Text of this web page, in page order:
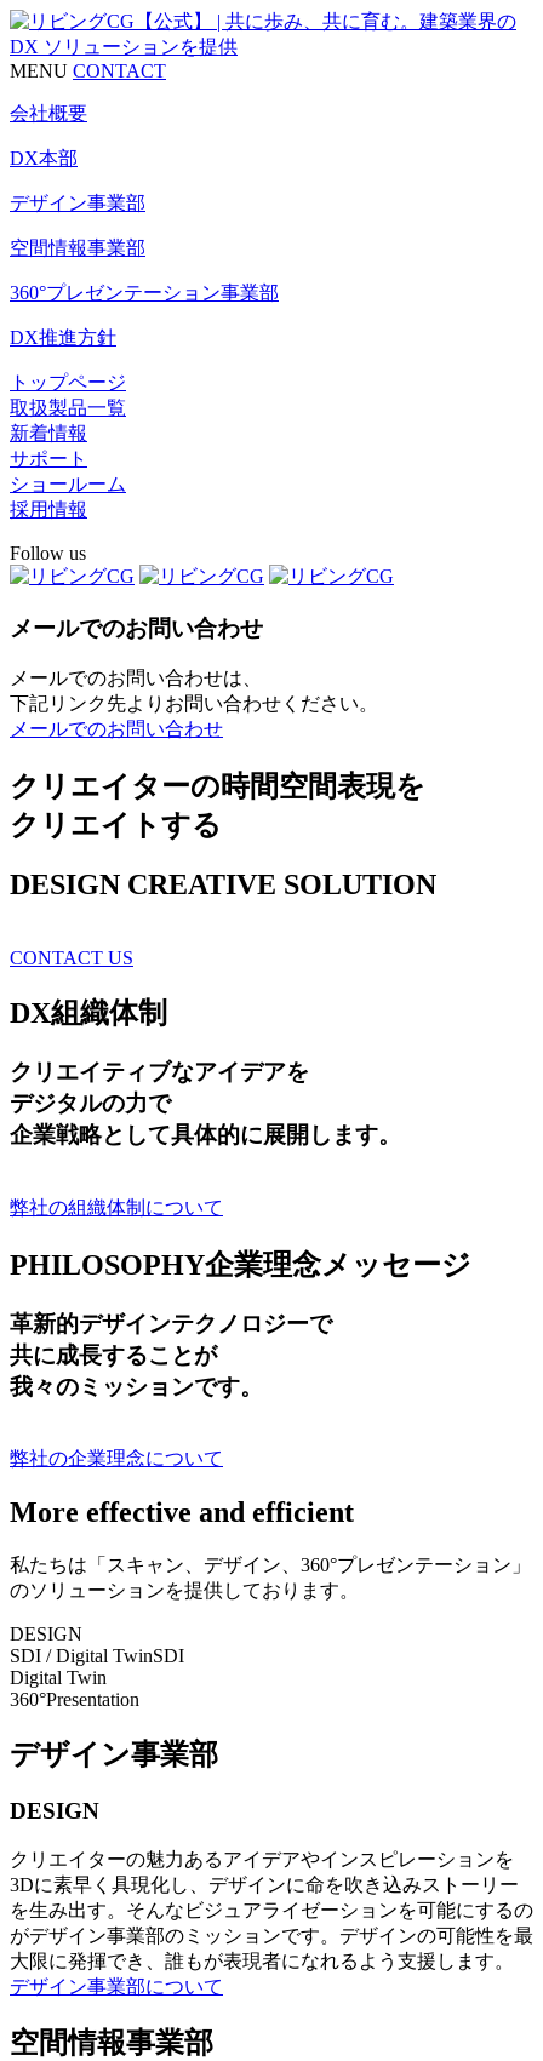
MENU CONTACT
会社概要
DX本部
デザイン事業部
空間情報事業部
360°プレゼンテーション事業部
DX推進方針
トップページ
取扱製品一覧
新着情報
サポート
ショールーム
採用情報
Follow us
メールでのお問い合わせ
メールでのお問い合わせは、
下記リンク先よりお問い合わせください。
メールでのお問い合わせ
クリエイターの時間空間表現を
クリエイトする
DESIGN CREATIVE SOLUTION
CONTACT US
DX組織体制
クリエイティブなアイデアを
デジタルの力で
企業戦略として具体的に展開します。
弊社の組織体制について
PHILOSOPHY企業理念メッセージ
革新的デザインテクノロジーで
共に成長することが
我々のミッションです。
弊社の企業理念について
More effective and efficient
私たちは「スキャン、デザイン、360°プレゼンテーション」
のソリューションを提供しております。
DESIGN
SDI / Digital TwinSDI
Digital Twin
360°Presentation
デザイン事業部
DESIGN
クリエイターの魅力あるアイデアやインスピレーションを
3Dに素早く具現化し、デザインに命を吹き込みストーリー
を生み出す。そんなビジュアライゼーションを可能にするの
がデザイン事業部のミッションです。デザインの可能性を最
大限に発揮でき、誰もが表現者になれるよう支援します。
デザイン事業部について
空間情報事業部